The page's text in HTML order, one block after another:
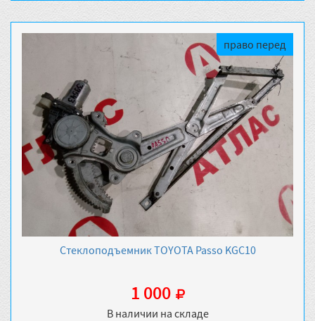
право перед
Стеклоподъемник TOYOTA Passo KGC10
1 000
В наличии на складе